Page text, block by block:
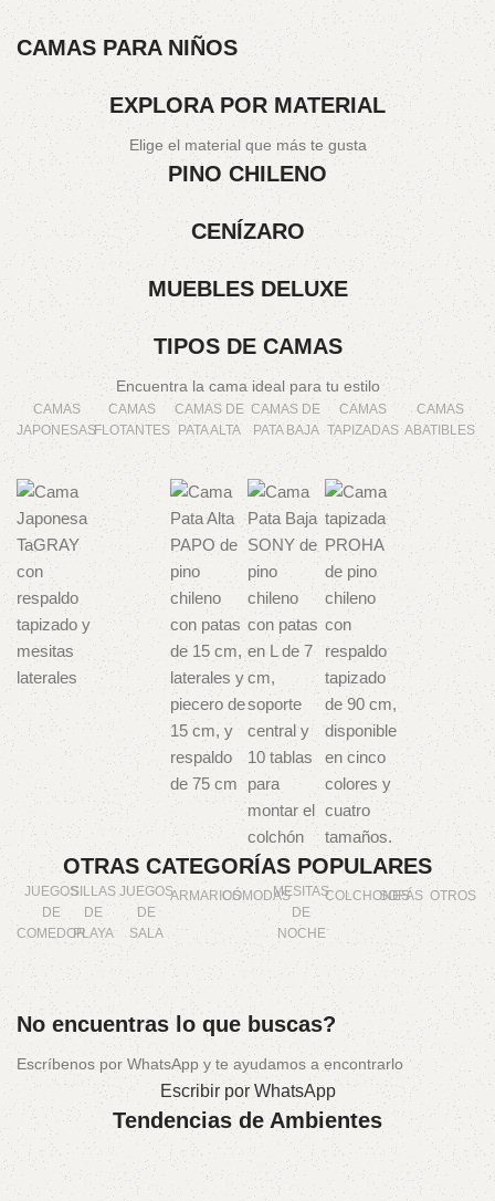
CAMAS PARA NIÑOS
EXPLORA POR MATERIAL
Elige el material que más te gusta
PINO CHILENO
CENÍZARO
MUEBLES DELUXE
TIPOS DE CAMAS
Encuentra la cama ideal para tu estilo
CAMAS
JAPONESAS
CAMAS
FLOTANTES
CAMAS DE
PATA ALTA
CAMAS DE
PATA BAJA
CAMAS
TAPIZADAS
CAMAS
ABATIBLES
OTRAS CATEGORÍAS POPULARES
JUEGOS
DE
COMEDOR
SILLAS
DE
PLAYA
JUEGOS
DE
SALA
ARMARIOSCÓMODASMESITAS
DE
NOCHE
COLCHONES
SOFÁS OTROS
No encuentras lo que buscas?
Escríbenos por WhatsApp y te ayudamos a encontrarlo
Escribir por WhatsApp
Tendencias de Ambientes